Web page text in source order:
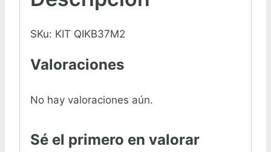
SKu: KIT QIKB37M2
Valoraciones
No hay valoraciones aún.
Sé el primero en valorar